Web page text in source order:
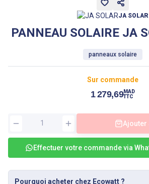
JA SOLAR
PANNEAU SOLAIRE JA
panneaux solaire
Sur commande
1 279,69MAD
TTC
Ajouter
Effectuer votre commande via
Pourquoi acheter chez Ecowatt ?